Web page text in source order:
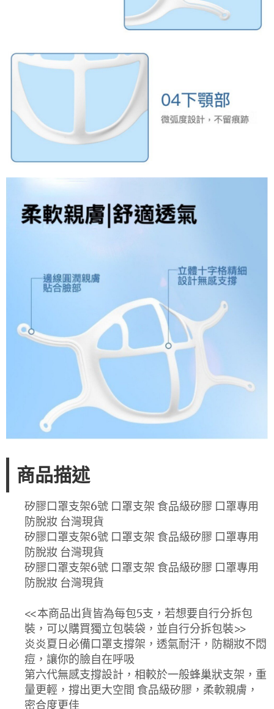
商品描述
矽膠口罩支架6號 口罩支架 食品級矽膠 口罩專用
防脫妝 台灣現貨
矽膠口罩支架6號 口罩支架 食品級矽膠 口罩專用
防脫妝 台灣現貨
矽膠口罩支架6號 口罩支架 食品級矽膠 口罩專用
防脫妝 台灣現貨
<<本商品出貨皆為每包5支，若想要自行分拆包
裝，可以購買獨立包裝袋，並自行分拆包裝>>
炎炎夏日必備口罩支撐架，透氣耐汗，防糊妝不悶
痘，讓你的臉自在呼吸
第六代無感支撐設計，相較於一般蜂巢狀支架，重
量更輕，撐出更大空間 食品級矽膠，柔軟親膚，
密合度更佳